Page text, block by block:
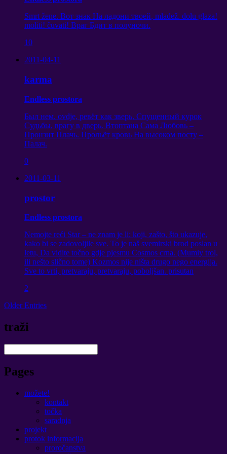
Smrt žene. Вот знак На ладони твоей, mladež. dolu glaza!
moliti! čuvati! Враг Бдит в полуночи.
10
2011-04-11
karma
Endless prostora
Был нем. ovdje, ревёт как зверь, Спущенный курок
Судьбы, врагу в дверь. Втоптана Сама Любовь –
Пронзит Плачь. Прольёт кровь На высоком посту –
Палач.
0
2011-03-11
prostor
Endless prostora
Nemojte reći Star – ne znam je li: koji, zašto, što ukazuje,
kako bi se zadovoljile sve. To je naš svemirski brod poslan u
letu, Da vidite točno gdje pjesmu Cosmos crna. (Mumiy trol,
ili nešto slično tome) Kozmos nije ništa drugo nego energija.
Sve to vrti, pretvaraju, pretvaraju, poboljšan. prisutan
2
Older Entries
traži
Pages
možete!
kontakt
točka
saradnja
projekt
protok informacija
proročanstva